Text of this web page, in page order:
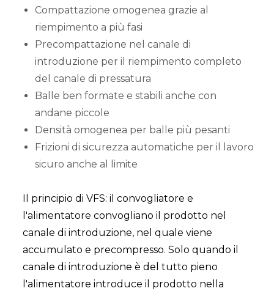
Compattazione omogenea grazie al
riempimento a più fasi
Precompattazione nel canale di
introduzione per il riempimento completo
del canale di pressatura
Balle ben formate e stabili anche con
andane piccole
Densità omogenea per balle più pesanti
Frizioni di sicurezza automatiche per il lavoro
sicuro anche al limite
Il principio di VFS: il convogliatore e
l'alimentatore convogliano il prodotto nel
canale di introduzione, nel quale viene
accumulato e precompresso. Solo quando il
canale di introduzione è del tutto pieno
l'alimentatore introduce il prodotto nella